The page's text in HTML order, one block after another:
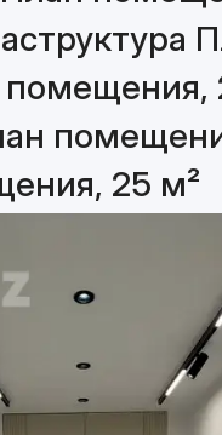
помещения,
25 м²